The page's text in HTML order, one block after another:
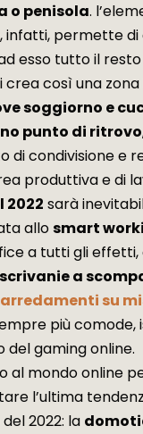
o penisola.
infatti, permette
esso tutto il
crea così una zona
soggiorno e
punto di ritrovo
di condivisione e
produttiva e di
2022 sarà
allosmart
a tutti gli effetti,
a
arredamenti su
più comode,
del gaming online.
al mondo online
l’ultima
2022: la